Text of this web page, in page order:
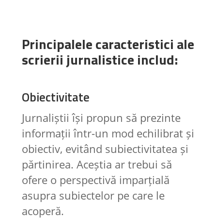
Principalele caracteristici ale
scrierii jurnalistice includ:
Obiectivitate
Jurnaliștii își propun să prezinte
informații într-un mod echilibrat și
obiectiv, evitând subiectivitatea și
părtinirea. Aceștia ar trebui să
ofere o perspectivă imparțială
asupra subiectelor pe care le
acoperă.